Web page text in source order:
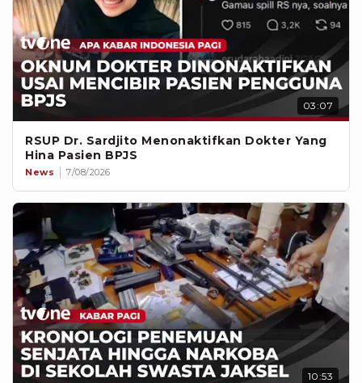
03:07
RSUP Dr. Sardjito Menonaktifkan Dokter Yang
Hina Pasien BPJS
News 7/08/2026
10:53